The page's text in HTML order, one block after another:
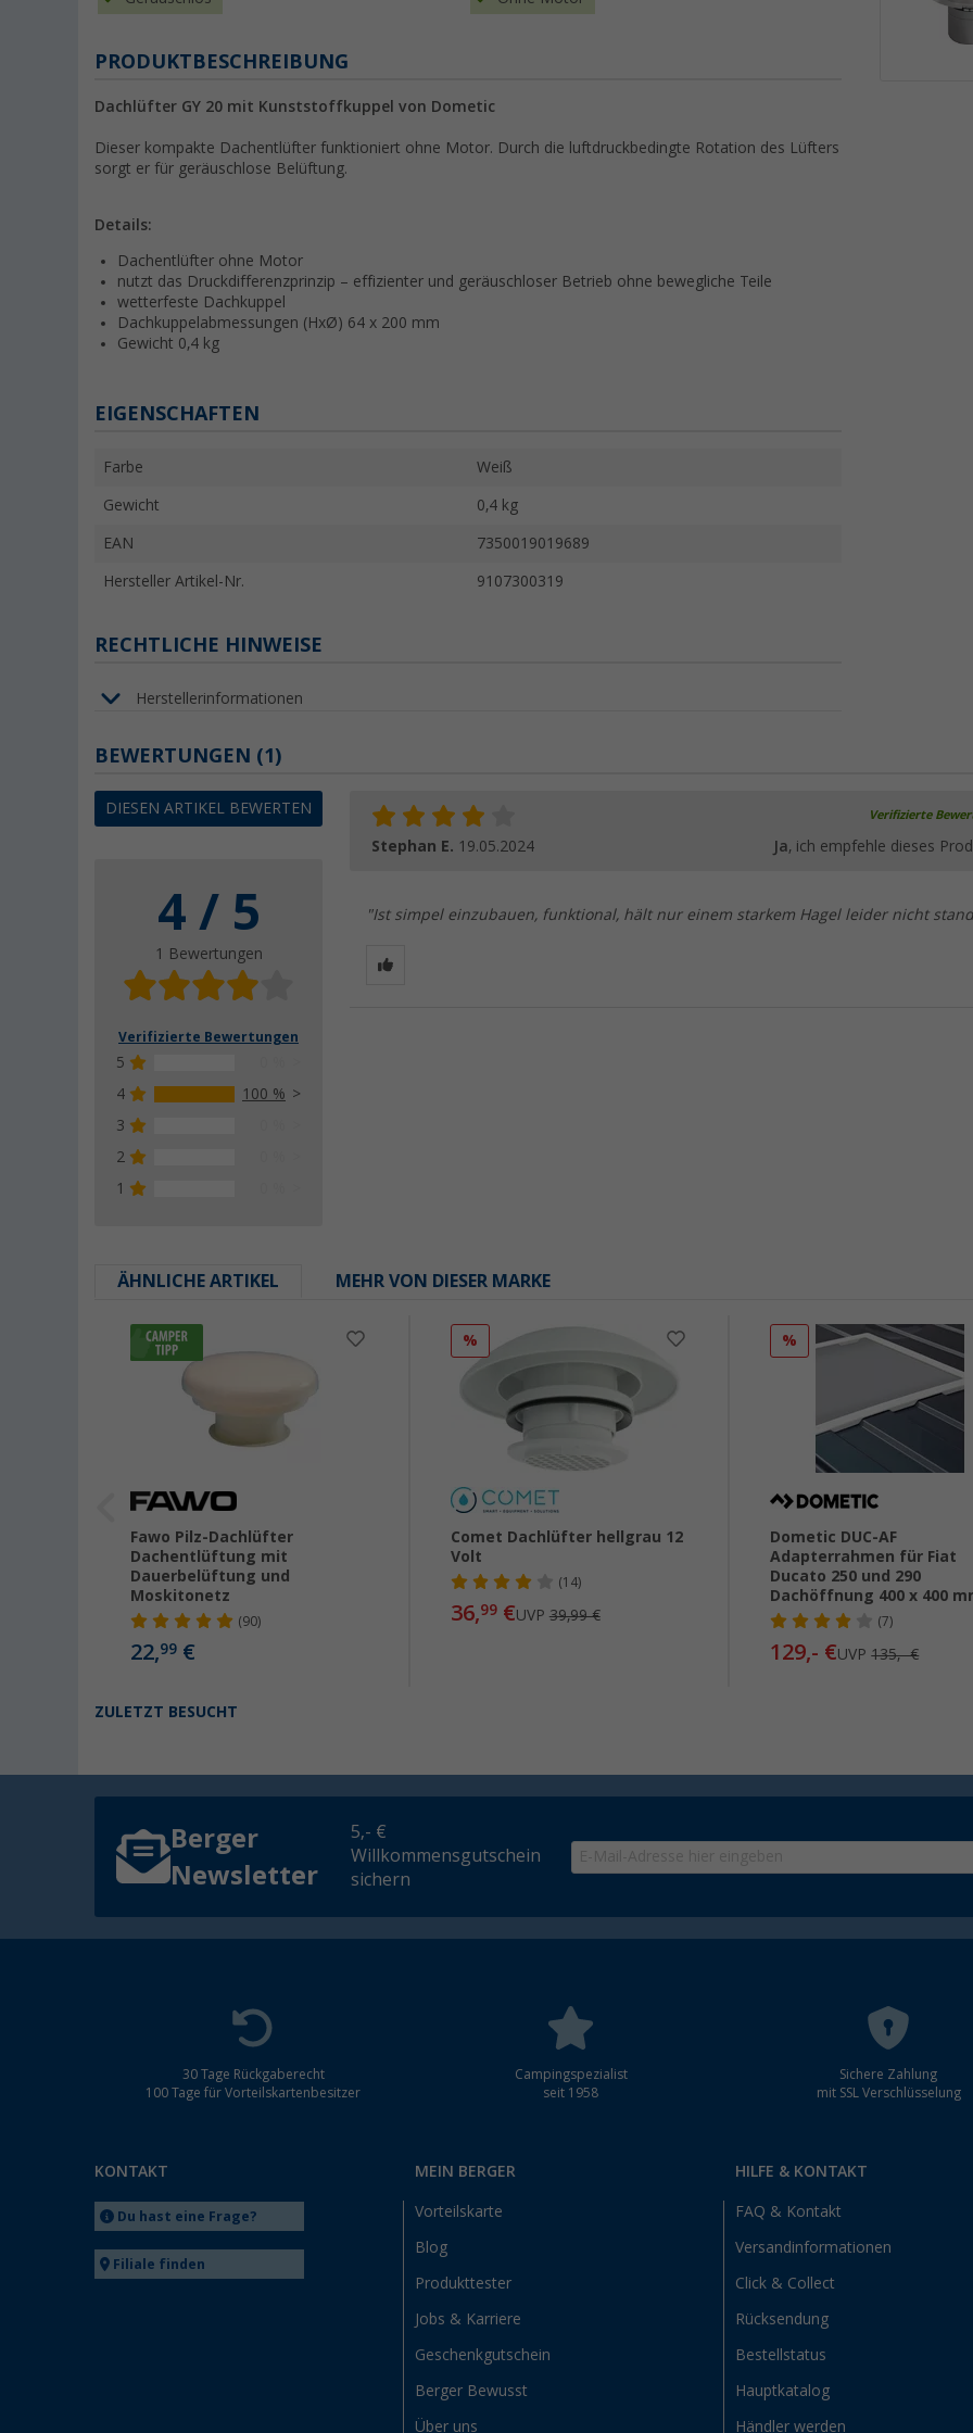
PRODUKTBESCHREIBUNG
Dachlüfter GY 20 mit Kunststoffkuppel von Dometic
Dieser kompakte Dachentlüfter funktioniert ohne Motor. Durch die luftdruckbedingte Rotation des Lüfters
sorgt er für geräuschlose Belüftung.
Details:
Dachentlüfter ohne Motor
nutzt das Druckdifferenzprinzip – effizienter und geräuschloser Betrieb ohne bewegliche Teile
wetterfeste Dachkuppel
Dachkuppelabmessungen (HxØ) 64 x 200 mm
Gewicht 0,4 kg
EIGENSCHAFTEN
Farbe Weiß
Gewicht 0,4 kg
EAN 7350019019689
Hersteller Artikel-Nr. 9107300319
RECHTLICHE HINWEISE
Herstellerinformationen
BEWERTUNGEN (1)
DIESEN ARTIKEL BEWERTEN
4 / 5
1 Bewertungen
Verifizierte Bewertungen
5
4
100 %
3
2
1
Verifizierte
Stephan E. 19.05.2024 Ja, ich empfehle dieses
"Ist simpel einzubauen, funktional, hält nur einem starkem Hagel leider nicht
ÄHNLICHE ARTIKEL MEHR VON DIESER MARKE
Fawo Pilz-Dachlüfter
Dachentlüftung mit
Dauerbelüftung und
Moskitonetz
(90)
22,99 €
%
Comet Dachlüfter hellgrau 12
Volt
(14)
36,99€UVP 39,99 €
%
Dometic DUC-AF
Adapterrahmen für Fiat
Ducato 250 und 290
Dachöffnung 400 x 400
(7)
129,- €UVP135,- €
ZULETZT BESUCHT
Berger
Newsletter
5,- €
Willkommensgutschein
sichern
30 Tage Rückgaberecht
100 Tage für Vorteilskartenbesitzer
Campingspezialist
seit 1958
Sichere Zahlung
mit SSL Verschlüsselung
KONTAKT
Du hast eine Frage?
Filiale finden
MEIN BERGER
Vorteilskarte
Blog
Produkttester
Jobs & Karriere
Geschenkgutschein
Berger Bewusst
Über uns
HILFE & KONTAKT
FAQ & Kontakt
Versandinformationen
Click & Collect
Rücksendung
Bestellstatus
Hauptkatalog
Händler werden